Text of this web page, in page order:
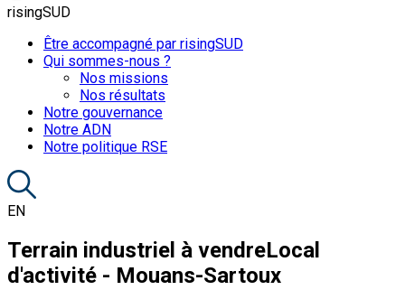
risingSUD
Être accompagné par risingSUD
Qui sommes-nous ?
Nos missions
Nos résultats
Notre gouvernance
Notre ADN
Notre politique RSE
EN
Terrain industriel à vendreLocal
d'activité - Mouans-Sartoux